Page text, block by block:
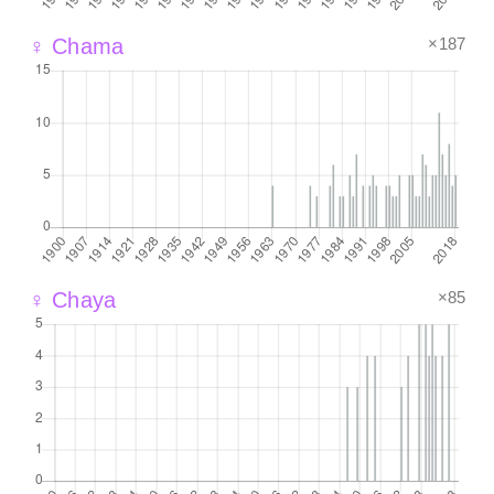
♀ Chama ×187
♀ Chaya ×85